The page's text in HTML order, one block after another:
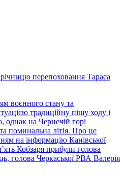
перепоховання Тараса
воєнного стану та
традиційну пішу ходу і
однак на Чернечій горі
поминальна літія. Про це
на інформацію Канівської
Кобзаря прибули голова
голова Черкаської РВА Валерія